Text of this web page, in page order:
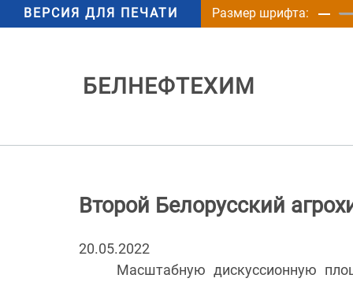
ВЕРСИЯ ДЛЯ ПЕЧАТИ Размер шрифта:
БЕЛНЕФТЕХИМ
Второй Белорусский
20.05.2022
Масштабную дискуссионную